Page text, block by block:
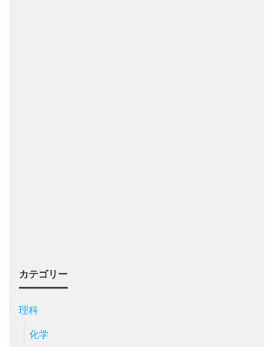
カテゴリー
理科
化学